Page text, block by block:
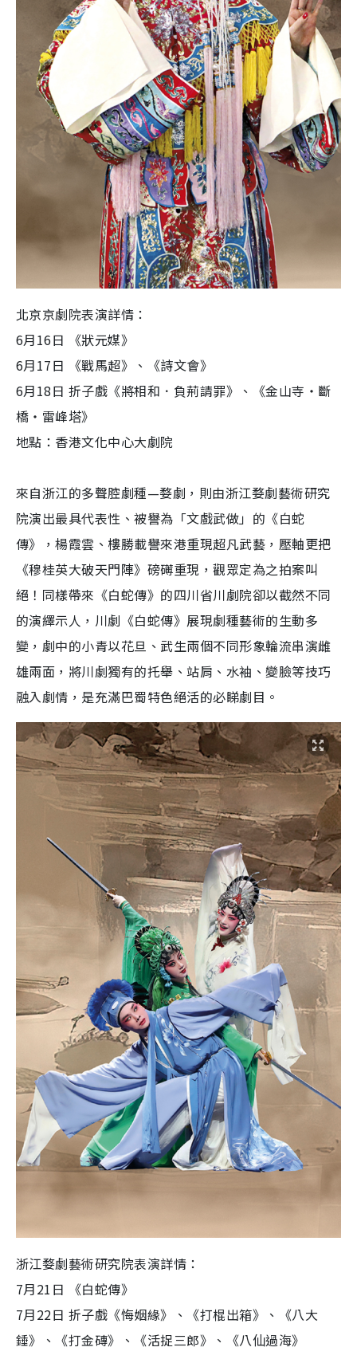
北京京劇院表演詳情：
6月16日 《狀元媒》
6月17日 《戰馬超》、《詩文會》
6月18日 折子戲《將相和．負荊請罪》、《金山寺‧斷
橋‧雷峰塔》
地點：香港文化中心大劇院
來自浙江的多聲腔劇種—婺劇，則由浙江婺劇藝術研究
院演出最具代表性、被譽為「文戲武做」的《白蛇
傳》，楊霞雲、樓勝載譽來港重現超凡武藝，壓軸更把
《穆桂英大破天門陣》磅礡重現，觀眾定為之拍案叫
絕！同樣帶來《白蛇傳》的四川省川劇院卻以截然不同
的演繹示人，川劇《白蛇傳》展現劇種藝術的生動多
變，劇中的小青以花旦、武生兩個不同形象輪流串演雌
雄兩面，將川劇獨有的托舉、站肩、水袖、變臉等技巧
融入劇情，是充滿巴蜀特色絕活的必睇劇目。
浙江婺劇藝術研究院表演詳情：
7月21日 《白蛇傳》
7月22日 折子戲《悔姻緣》、《打棍出箱》、《八大
錘》、《打金磚》、《活捉三郎》、《八仙過海》